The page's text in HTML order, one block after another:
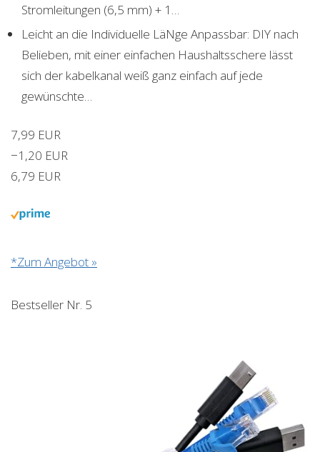
Stromleitungen (6,5 mm) + 1…
Leicht an die Individuelle LäNge Anpassbar: DIY nach
Belieben, mit einer einfachen Haushaltsschere lässt
sich der kabelkanal weiß ganz einfach auf jede
gewünschte…
7,99 EUR
−1,20 EUR
6,79 EUR
*Zum Angebot »
Bestseller Nr. 5